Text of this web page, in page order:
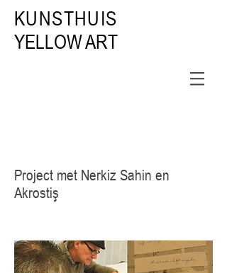
KUNSTHUIS
YELLOW ART
Project met Nerkiz Sahin en
Akrostiş